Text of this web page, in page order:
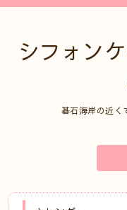
シフォン
碁石海岸の近く